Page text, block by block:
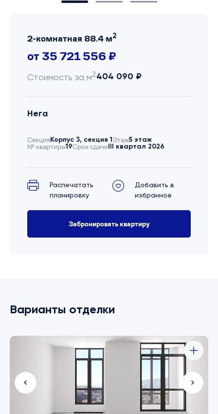
2-комнатная 88.4 м2
от 35 721 556 ₽
Стоимость за м2404 090 ₽
Нега
СекцияКорпус 3, секция 1Этаж5 этаж
№ квартиры19Срок сдачиIII квартал 2026
Распечатать
планировку
Добавить в
избранное
Забронировать квартиру
Варианты отделки